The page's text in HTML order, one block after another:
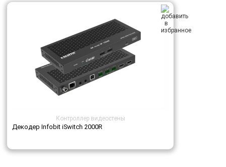
Контроллер видеостены
Декодер Infobit iSwitch 2000R